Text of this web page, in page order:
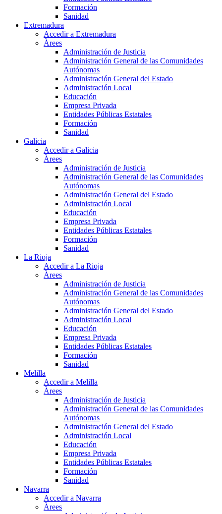
Formación
Sanidad
Extremadura
Accedir a Extremadura
Àrees
Administración de Justicia
Administración General de las Comunidades
Autónomas
Administración General del Estado
Administración Local
Educación
Empresa Privada
Entidades Públicas Estatales
Formación
Sanidad
Galicia
Accedir a Galicia
Àrees
Administración de Justicia
Administración General de las Comunidades
Autónomas
Administración General del Estado
Administración Local
Educación
Empresa Privada
Entidades Públicas Estatales
Formación
Sanidad
La Rioja
Accedir a La Rioja
Àrees
Administración de Justicia
Administración General de las Comunidades
Autónomas
Administración General del Estado
Administración Local
Educación
Empresa Privada
Entidades Públicas Estatales
Formación
Sanidad
Melilla
Accedir a Melilla
Àrees
Administración de Justicia
Administración General de las Comunidades
Autónomas
Administración General del Estado
Administración Local
Educación
Empresa Privada
Entidades Públicas Estatales
Formación
Sanidad
Navarra
Accedir a Navarra
Àrees